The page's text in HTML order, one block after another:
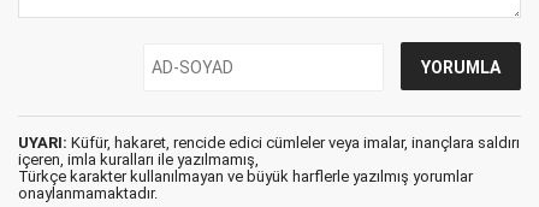
UYARI: Küfür, hakaret, rencide edici cümleler veya imalar, inançlara saldırı
içeren, imla kuralları ile yazılmamış,
Türkçe karakter kullanılmayan ve büyük harflerle yazılmış yorumlar
onaylanmamaktadır.